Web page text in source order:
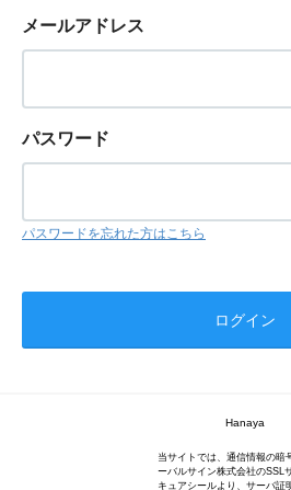
メールアドレス
パスワード
パスワードを忘れた方はこちら
Hanaya
当サイトでは、通信情報の暗
ーバルサイン株式会社のSSL
キュアシールより、サーバ証